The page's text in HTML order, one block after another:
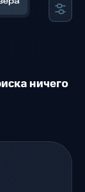
ничего